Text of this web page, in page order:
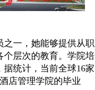
一，她能够提供从职
个层次的教育。学院培
统计，当前全球16家
店管理学院的毕业